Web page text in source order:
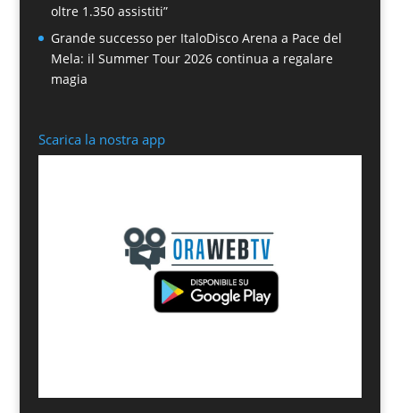
oltre 1.350 assistiti”
Grande successo per ItaloDisco Arena a Pace del
Mela: il Summer Tour 2026 continua a regalare
magia
Scarica la nostra app